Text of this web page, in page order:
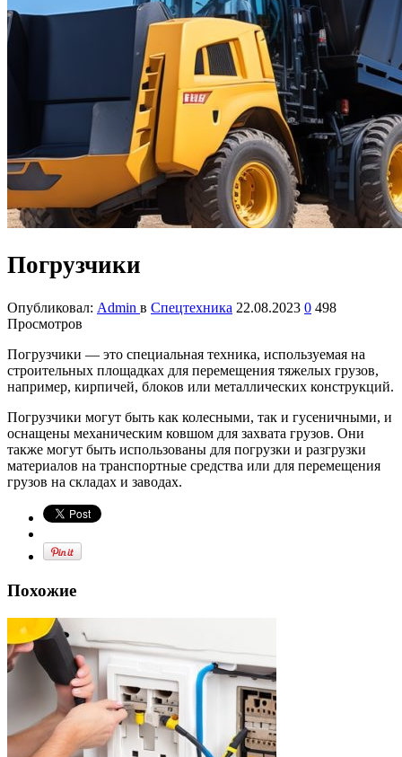
Погрузчики
Опубликовал: Admin в Спецтехника 22.08.2023 0 498
Просмотров
Погрузчики — это специальная техника, используемая на
строительных площадках для перемещения тяжелых грузов,
например, кирпичей, блоков или металлических конструкций.
Погрузчики могут быть как колесными, так и гусеничными, и
оснащены механическим ковшом для захвата грузов. Они
также могут быть использованы для погрузки и разгрузки
материалов на транспортные средства или для перемещения
грузов на складах и заводах.
Похожие